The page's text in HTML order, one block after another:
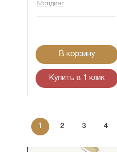
Молдинг
В корзину
Купить в 1 клик
1 2 3 4